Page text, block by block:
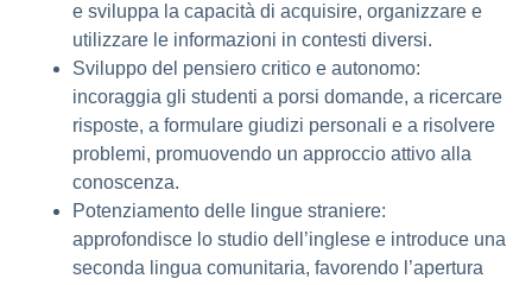
e sviluppa la capacità di acquisire, organizzare e
utilizzare le informazioni in contesti diversi.
Sviluppo del pensiero critico e autonomo:
incoraggia gli studenti a porsi domande, a ricercare
risposte, a formulare giudizi personali e a risolvere
problemi, promuovendo un approccio attivo alla
conoscenza.
Potenziamento delle lingue straniere:
approfondisce lo studio dell’inglese e introduce una
seconda lingua comunitaria, favorendo l’apertura